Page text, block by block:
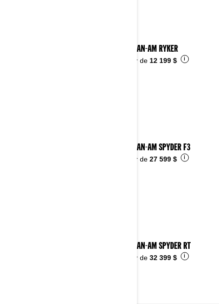
2024 CAN-AM RYKER
À partir de 12 199 $ i
2024 CAN-AM SPYDER F3
À partir de 27 599 $ i
2024 CAN-AM SPYDER RT
À partir de 32 399 $ i